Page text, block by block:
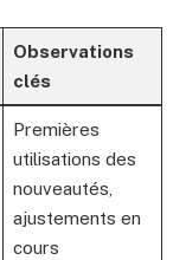
Observations
clés
Premières
utilisations des
nouveautés,
ajustements en
cours